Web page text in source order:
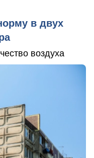
в двух
воздуха